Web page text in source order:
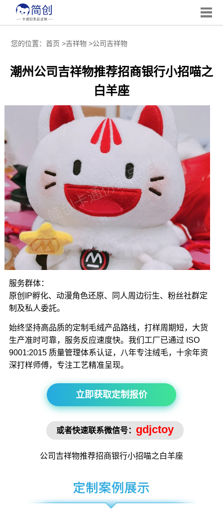
您的位置： 首页 >吉祥物>公司吉祥物
潮州公司吉祥物推荐招商银行小招喵之
白羊座
服务群体：
原创IP孵化、动漫角色还原、同人周边衍生、粉丝社群定
制及私人委託。
始终坚持高品质的定制毛绒产品路线，打样周期短，大货
生产准时可靠，服务反应速度快。我们工厂已通过 ISO
9001:2015 质量管理体系认证，八年专注绒毛，十余年资
深打样师傅，专注工艺精准呈现。
立即获取定制报价
或者快速联系微信号： gdjctoy
公司吉祥物推荐招商银行小招喵之白羊座